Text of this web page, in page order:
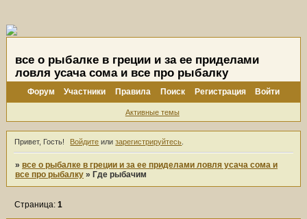
все о рыбалке в греции и за ее приделами
ловля усача сома и все про рыбалку
Форум Участники Правила Поиск Регистрация Войти
Активные темы
Привет, Гость! Войдите илизарегистрируйтесь
»все о рыбалке в греции и за ее приделами ловля усача сома и
все про рыбалку » Где рыбачим
Страница:1